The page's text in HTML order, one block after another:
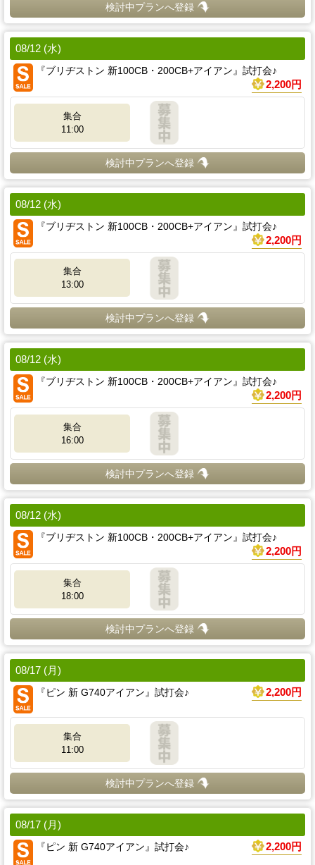
検討中プランへ登録
08/12 (水)
『ブリヂストン 新100CB・200CB+アイアン』試打会♪
2,200円
集合
11:00
検討中プランへ登録
08/12 (水)
『ブリヂストン 新100CB・200CB+アイアン』試打会♪
2,200円
集合
13:00
検討中プランへ登録
08/12 (水)
『ブリヂストン 新100CB・200CB+アイアン』試打会♪
2,200円
集合
16:00
検討中プランへ登録
08/12 (水)
『ブリヂストン 新100CB・200CB+アイアン』試打会♪
2,200円
集合
18:00
検討中プランへ登録
08/17 (月)
『ピン 新 G740アイアン』試打会♪
2,200円
集合
11:00
検討中プランへ登録
08/17 (月)
『ピン 新 G740アイアン』試打会♪
2,200円